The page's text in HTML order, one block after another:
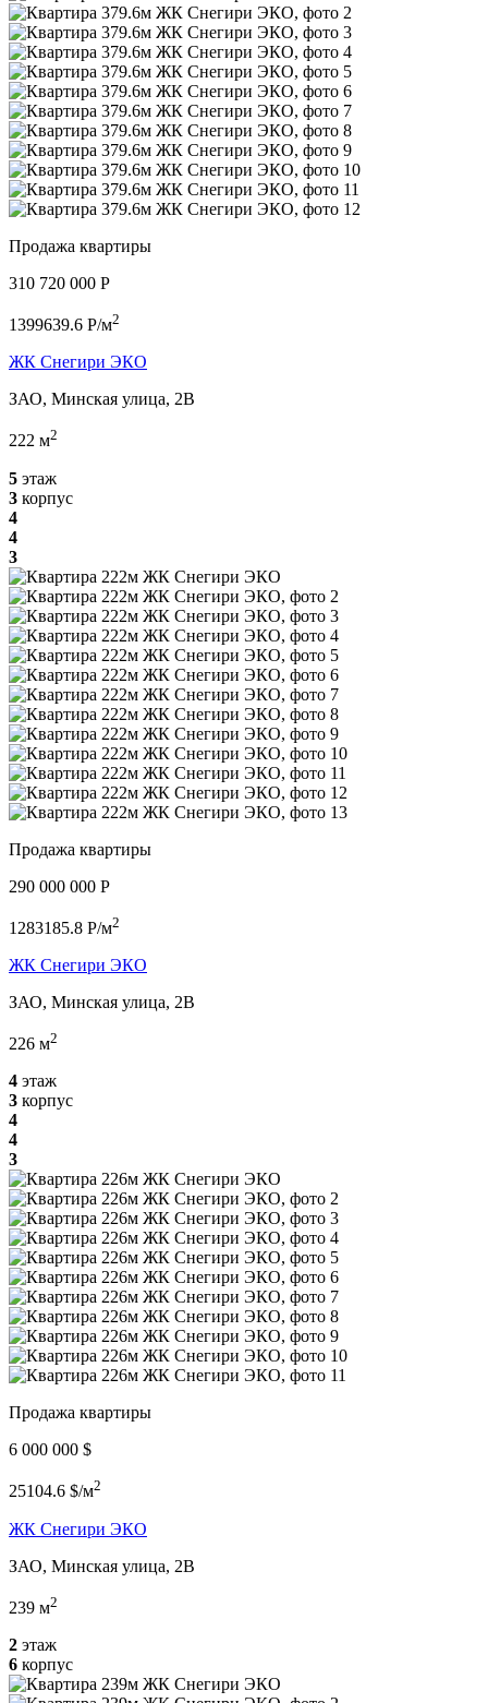
Продажа квартиры
310 720 000 P
1399639.6 P/м2
ЖК Снегири ЭКО
ЗАО, Минская улица, 2В
222 м2
5 этаж
3 корпус
4
4
3
Продажа квартиры
290 000 000 P
1283185.8 P/м2
ЖК Снегири ЭКО
ЗАО, Минская улица, 2В
226 м2
4 этаж
3 корпус
4
4
3
Продажа квартиры
6 000 000 $
25104.6 $/м2
ЖК Снегири ЭКО
ЗАО, Минская улица, 2В
239 м2
2 этаж
6 корпус